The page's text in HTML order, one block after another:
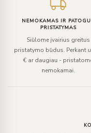
NEMOKAMAS IR
PRISTATYMAS
Siūlome įvairius greitus
pristatymo būdus. Perkant
€ ar daugiau -
nemokamai.